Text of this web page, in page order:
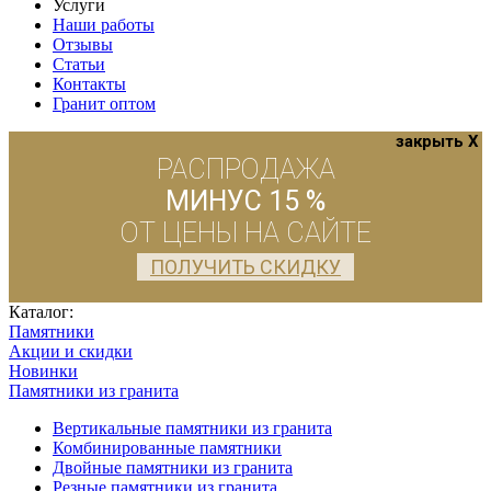
Услуги
Наши работы
Отзывы
Статьи
Контакты
Гранит оптом
закрыть X
РАСПРОДАЖА
МИНУС 15 %
ОТ ЦЕНЫ НА САЙТЕ
ПОЛУЧИТЬ СКИДКУ
Каталог:
Памятники
Акции и скидки
Новинки
Памятники из гранита
Вертикальные памятники из гранита
Комбинированные памятники
Двойные памятники из гранита
Резные памятники из гранита